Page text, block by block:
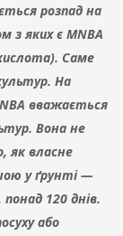
розпад на
з яких є MNBA
Саме
На
вважається
Вона не
як власне
у ґрунті —
120 днів.
або